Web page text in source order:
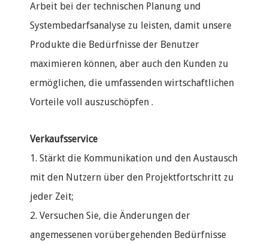
Arbeit bei der technischen Planung und
Systembedarfsanalyse zu leisten, damit unsere
Produkte die Bedürfnisse der Benutzer
maximieren können, aber auch den Kunden zu
ermöglichen, die umfassenden wirtschaftlichen
Vorteile voll auszuschöpfen .
Verkaufsservice
1. Stärkt die Kommunikation und den Austausch
mit den Nutzern über den Projektfortschritt zu
jeder Zeit;
2. Versuchen Sie, die Änderungen der
angemessenen vorübergehenden Bedürfnisse